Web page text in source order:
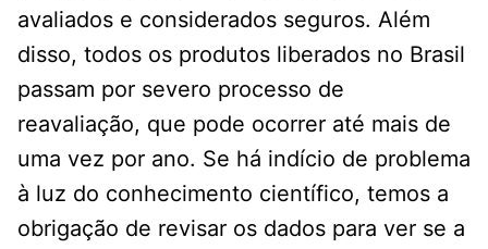
avaliados e considerados seguros. Além
disso, todos os produtos liberados no Brasil
passam por severo processo de
reavaliação, que pode ocorrer até mais de
uma vez por ano. Se há indício de problema
à luz do conhecimento científico, temos a
obrigação de revisar os dados para ver se a